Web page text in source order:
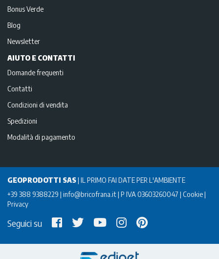
Bonus Verde
Blog
Newsletter
AIUTO E CONTATTI
Domande frequenti
Contatti
Condizioni di vendita
Spedizioni
Modalità di pagamento
GEOPRODOTTI SAS| IL PRIMO FAI DATE PER L'AMBIENTE
+39 388 9388229 info@bricofrana.it P IVA 03603260047 Cookie
Privacy
Seguici su